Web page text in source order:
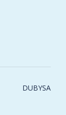
DUBYSA